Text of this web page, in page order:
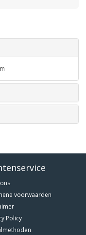
voorwaarden
Policy